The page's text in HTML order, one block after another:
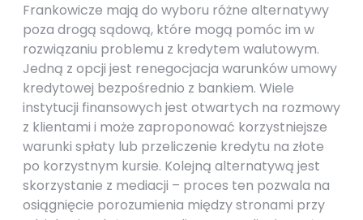
Frankowicze mają do wyboru różne alternatywy
poza drogą sądową, które mogą pomóc im w
rozwiązaniu problemu z kredytem walutowym.
Jedną z opcji jest renegocjacja warunków umowy
kredytowej bezpośrednio z bankiem. Wiele
instytucji finansowych jest otwartych na rozmowy
z klientami i może zaproponować korzystniejsze
warunki spłaty lub przeliczenie kredytu na złote
po korzystnym kursie. Kolejną alternatywą jest
skorzystanie z mediacji – proces ten pozwala na
osiągnięcie porozumienia między stronami przy